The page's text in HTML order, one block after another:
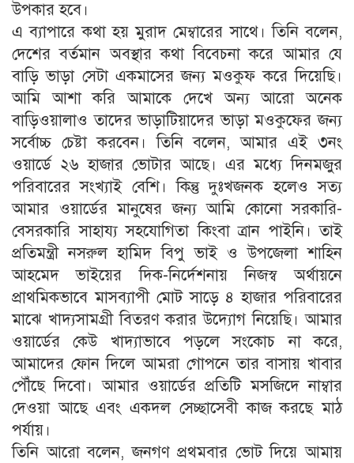
উপকার হবে।
এ ব্যাপারে কথা হয় মুরাদ মেম্বারের সাথে। তিনি বলেন,
দেশের বর্তমান অবস্থার কথা বিবেচনা করে আমার যে
বাড়ি ভাড়া সেটা একমাসের জন্য মওকুফ করে দিয়েছি।
আমি আশা করি আমাকে দেখে অন্য আরো অনেক
বাড়িওয়ালাও তাদের ভাড়াটিয়াদের ভাড়া মওকুফের জন্য
সর্বোচ্চ চেষ্টা করবেন। তিনি বলেন, আমার এই ৩নং
ওয়ার্ডে ২৬ হাজার ভোটার আছে। এর মধ্যে দিনমজুর
পরিবারের সংখ্যাই বেশি। কিন্তু দুঃখজনক হলেও সত্য
আমার ওয়ার্ডের মানুষের জন্য আমি কোনো সরকারি-
বেসরকারি সাহায্য সহযোগিতা কিংবা ত্রান পাইনি। তাই
প্রতিমন্ত্রী নসরুল হামিদ বিপু ভাই ও উপজেলা শাহিন
আহমেদ ভাইয়ের দিক-নির্দেশনায় নিজস্ব অর্থায়নে
প্রাথমিকভাবে মাসব্যাপী মোট সাড়ে ৪ হাজার পরিবারের
মাঝে খাদ্যসামগ্রী বিতরণ করার উদ্যোগ নিয়েছি। আমার
ওয়ার্ডের কেউ খাদ্যাভাবে পড়লে সংকোচ না করে,
আমাদের ফোন দিলে আমরা গোপনে তার বাসায় খাবার
পৌঁছে দিবো। আমার ওয়ার্ডের প্রতিটি মসজিদে নাম্বার
দেওয়া আছে এবং একদল সেচ্ছাসেবী কাজ করছে মাঠ
পর্যায়।
তিনি আরো বলেন, জনগণ প্রথমবার ভোট দিয়ে আমায়